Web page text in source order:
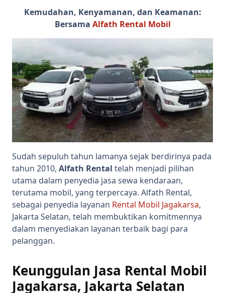
Kemudahan, Kenyamanan, dan Keamanan:
Bersama Alfath Rental Mobil
Sudah sepuluh tahun lamanya sejak berdirinya pada
tahun 2010, Alfath Rental telah menjadi pilihan
utama dalam penyedia jasa sewa kendaraan,
terutama mobil, yang terpercaya. Alfath Rental,
sebagai penyedia layanan Rental Mobil Jagakarsa,
Jakarta Selatan, telah membuktikan komitmennya
dalam menyediakan layanan terbaik bagi para
pelanggan.
Keunggulan Jasa Rental Mobil
Jagakarsa, Jakarta Selatan